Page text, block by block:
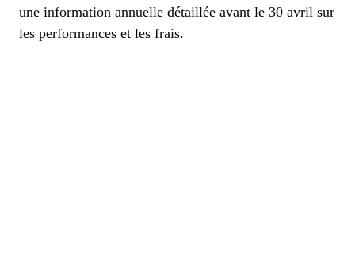
une information annuelle détaillée avant le 30 avril sur
les performances et les frais.